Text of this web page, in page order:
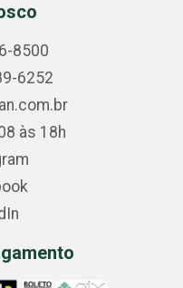
8500
6252
às 18h